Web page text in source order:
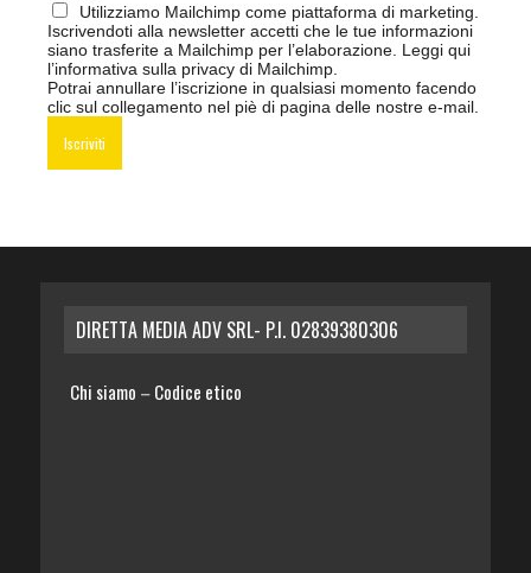
Utilizziamo Mailchimp come piattaforma di marketing.
Iscrivendoti alla newsletter accetti che le tue informazioni
siano trasferite a Mailchimp per l’elaborazione. Leggi qui
l’informativa sulla privacy di Mailchimp
Potrai annullare l’iscrizione in qualsiasi momento facendo
clic sul collegamento nel piè di pagina delle nostre e-mail.
DIRETTA MEDIA ADV SRL- P.I. 02839380306
Chi siamo – Codice etico